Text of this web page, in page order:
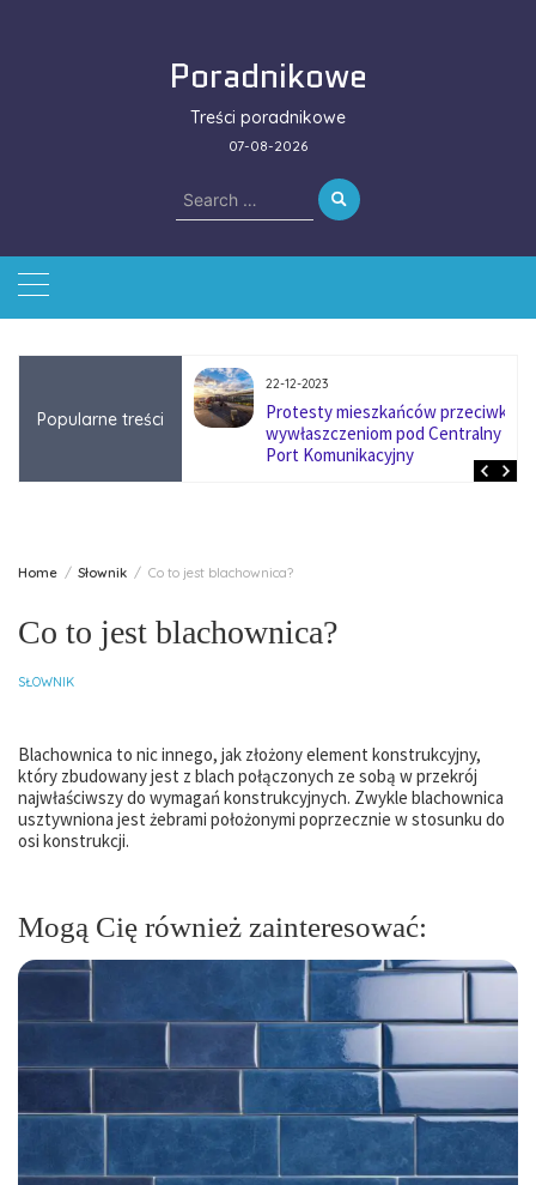
Poradnikowe
Treści poradnikowe
07-08-2026
Search
for:
Popularne treści
się na zmianę
w firmach
22-12-2023
Protesty mieszkańców przeciwko
wywłaszczeniom pod Centralny
Port Komunikacyjny
Home Słownik Co to jest blachownica?
Co to jest blachownica?
SŁOWNIK
Blachownica to nic innego, jak złożony element konstrukcyjny,
który zbudowany jest z blach połączonych ze sobą w przekrój
najwłaściwszy do wymagań konstrukcyjnych. Zwykle blachownica
usztywniona jest żebrami położonymi poprzecznie w stosunku do
osi konstrukcji.
Mogą Cię również zainteresować: